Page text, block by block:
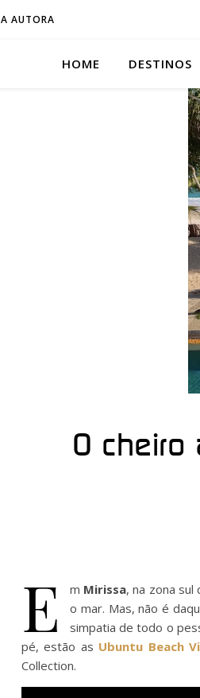
A AUTORA
HOME DESTINOS
O cheiro
E m Mirissa, na zona sul
o mar. Mas, não é
simpatia de todo o
pé, estão as Ubuntu Beach
Collection.